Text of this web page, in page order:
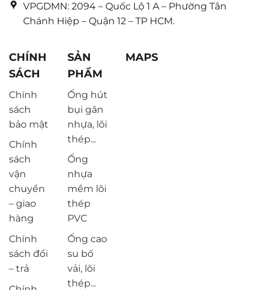
VPGDMN: 2094 – Quốc Lộ 1 A – Phường Tân
Chánh Hiệp – Quận 12 – TP HCM.
CHÍNH
SÁCH
Chính
sách
bảo mật
Chính
sách
vận
chuyển
– giao
hàng
Chính
sách đổi
– trả
SẢN
PHẨM
Ống hút
bụi gân
nhựa, lõi
thép...
Ống
nhựa
mềm lõi
thép
PVC
Ống cao
su bố
vải, lõi
thép...
MAPS